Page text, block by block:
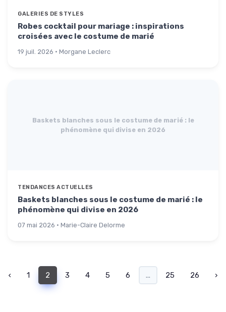
GALERIES DE STYLES
Robes cocktail pour mariage : inspirations
croisées avec le costume de marié
19 juil. 2026 · Morgane Leclerc
Baskets blanches sous le costume de marié : le
phénomène qui divise en 2026
TENDANCES ACTUELLES
Baskets blanches sous le costume de marié : le
phénomène qui divise en 2026
07 mai 2026 · Marie-Claire Delorme
‹ 1 2 3 4 5 6 ... 25 26 ›